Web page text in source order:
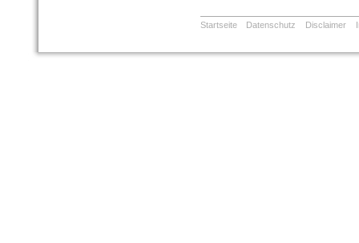
Startseite Datenschutz Disclaimer